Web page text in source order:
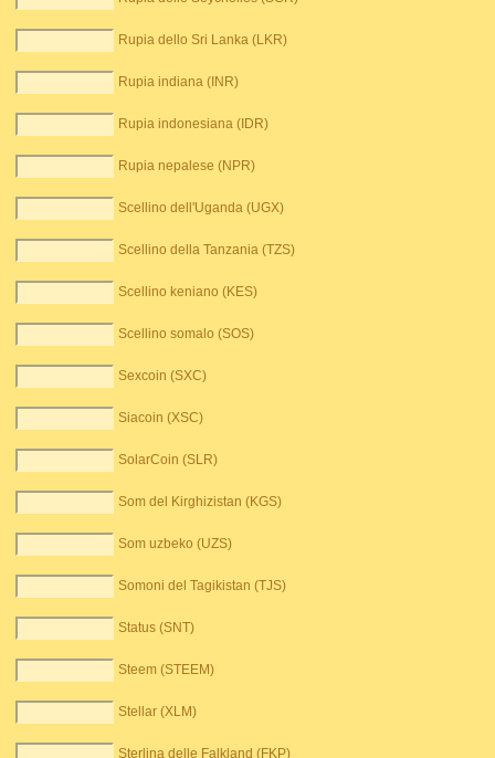
Rupia dello Sri Lanka (LKR)
Rupia indiana (INR)
Rupia indonesiana (IDR)
Rupia nepalese (NPR)
Scellino dell'Uganda (UGX)
Scellino della Tanzania (TZS)
Scellino keniano (KES)
Scellino somalo (SOS)
Sexcoin (SXC)
Siacoin (XSC)
SolarCoin (SLR)
Som del Kirghizistan (KGS)
Som uzbeko (UZS)
Somoni del Tagikistan (TJS)
Status (SNT)
Steem (STEEM)
Stellar (XLM)
Sterlina delle Falkland (FKP)